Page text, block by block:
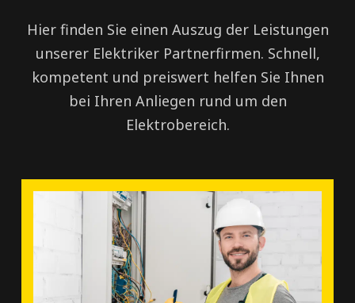
Hier finden Sie einen Auszug der Leistungen
unserer Elektriker Partnerfirmen. Schnell,
kompetent und preiswert helfen Sie Ihnen
bei Ihren Anliegen rund um den
Elektrobereich.